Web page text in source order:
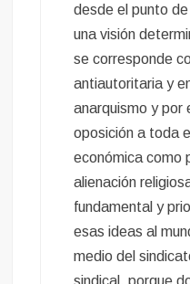
desde el punto
una visión
se corresponde
antiautoritaria y
anarquismo y por
oposición a toda
económica como
alienación
fundamental y
esas ideas al
medio del